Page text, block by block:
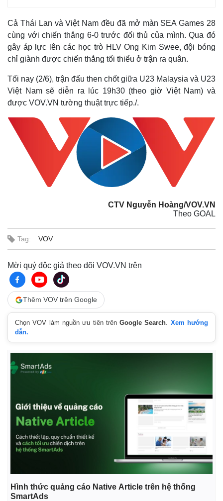
Cả Thái Lan và Việt Nam đều đã mở màn SEA Games 28
cùng với chiến thắng 6-0 trước đối thủ của mình. Qua đó
gây áp lực lên các học trò HLV Ong Kim Swee, đội bóng
chỉ giành được chiến thắng tối thiểu ở trận ra quân.
Tối nay (2/6), trận đấu then chốt giữa U23 Malaysia và U23
Việt Nam sẽ diễn ra lúc 19h30 (theo giờ Việt Nam) và
được VOV.VN tường thuật trực tiếp./.
CTV Nguyễn Hoàng/VOV.VN
Theo GOAL
Tag: VOV
Mời quý độc giả theo dõi VOV.VN trên
Thêm VOV trên Google
Chọn VOV làm nguồn ưu tiên trênGoogle Search. Xem hướng
dẫn.
Hình thức quảng cáo Native Article trên hệ thống
SmartAds